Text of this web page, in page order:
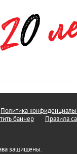
Политика
баннер Правила
защищены.